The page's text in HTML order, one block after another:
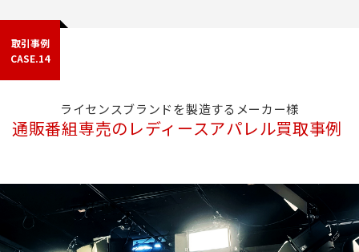
取引事例
CASE.14
ライセンスブランドを製造するメーカー様
通販番組専売のレディースアパレル買取事例